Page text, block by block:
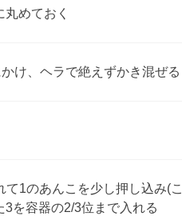
めておく
け、ヘラで絶えずかき混ぜる
1のあんこを少し押し込み(こ
を容器の2/3位まで入れる